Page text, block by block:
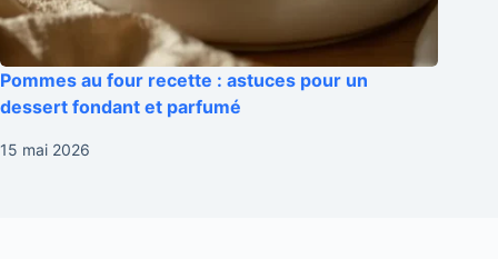
Pommes au four recette : astuces pour un
dessert fondant et parfumé
15 mai 2026